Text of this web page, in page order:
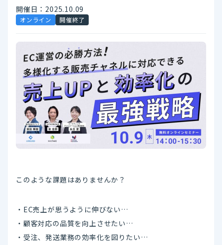
開催日：2025.10.09
オンライン 開催終了
このような課題はありませんか？
・EC売上が思うように伸びない…
・顧客対応の品質を向上させたい…
・受注、発送業務の効率化を図りたい…